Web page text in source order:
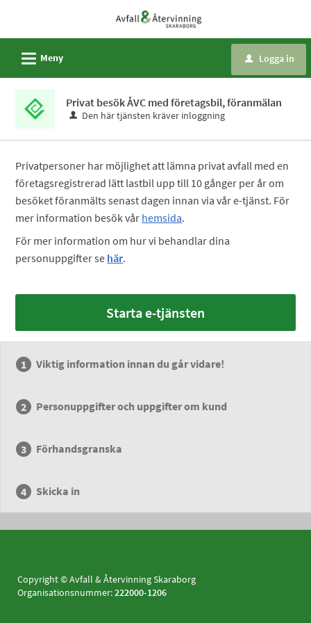
tjänster
Avfall
återvinning
Skaraborg
L Meny u Logga in
Privat besök ÅVC med företagsbil, föranmälan
Den här tjänsten kräver inloggning
Privatpersoner har möjlighet att lämna privat avfall med en
företagsregistrerad lätt lastbil upp till 10 gånger per år om
besöket föranmälts senast dagen innan via vår e-tjänst. För
mer information besök vår hemsida.
För mer information om hur vi behandlar dina
personuppgifter se här.
Starta e-tjänsten
Viktig information innan du går vidare!
Personuppgifter och uppgifter om kund
Förhandsgranska
Skicka in
Copyright © Avfall & Återvinning Skaraborg
Organisationsnummer:222000-1206